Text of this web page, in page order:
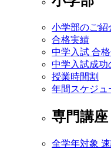
小学部のご紹
合格実績
中学入試 合
中学入試成功
授業時間割
年間スケジュ
専門講座
全学年対象